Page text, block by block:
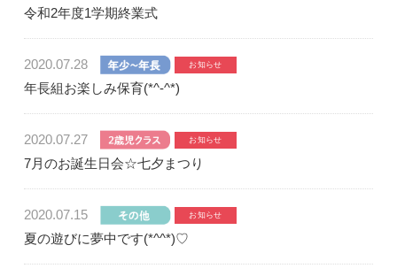
令和2年度1学期終業式
2020.07.28
年長組お楽しみ保育(*^-^*)
2020.07.27
7月のお誕生日会☆七夕まつり
2020.07.15
夏の遊びに夢中です(*^^*)♡